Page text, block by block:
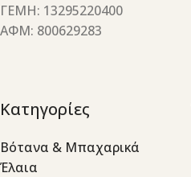
ΓΕΜΗ: 13295220400
ΑΦΜ: 800629283
Κατηγορίες
Βότανα & Μπαχαρικά
Έλαια